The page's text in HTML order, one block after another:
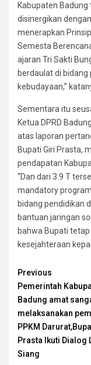
Kabupaten
disinergikan
menerapkan
Semesta
ajaran Tri Sakti
berdaulat di
kebudayaan,”
Sementara itu
Ketua DPRD
atas laporan
Bupati Giri Prasta,
pendapatan
“Dan dari 3.9 T
mandatory
bidang pendidikan
bantuan jaringan
bahwa Bupati
kesejahteraan
Continue
Reading
Previous
Pemerintah
Badung amat
melaksanakan
PPKM
Prasta Ikuti Dialog
Siang